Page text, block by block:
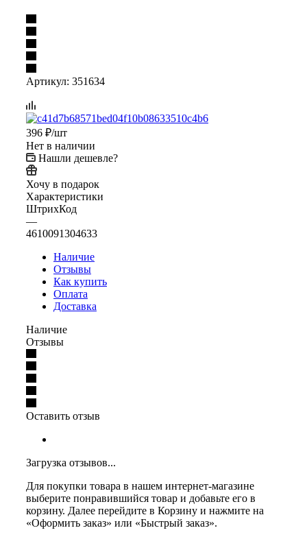
Артикул: 351634
396 ₽/шт
Нет в наличии
Нашли дешевле?
Хочу в подарок
Характеристики
ШтрихКод
—
4610091304633
Наличие
Отзывы
Как купить
Оплата
Доставка
Наличие
Отзывы
Оставить отзыв
Загрузка отзывов...
Для покупки товара в нашем интернет-магазине
выберите понравившийся товар и добавьте его в
корзину. Далее перейдите в Корзину и нажмите на
«Оформить заказ» или «Быстрый заказ».